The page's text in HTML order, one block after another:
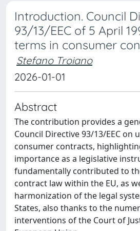
Introduction. Council
93/13/EEC of 5 April
terms in consumer
Stefano Troiano
2026-01-01
Abstract
The contribution provides a
Council Directive 93/13/EEC on
consumer contracts,
importance as a legislative
fundamentally contributed to
contract law within the EU, as
harmonization of the legal
States, also thanks to the
interventions of the Court of